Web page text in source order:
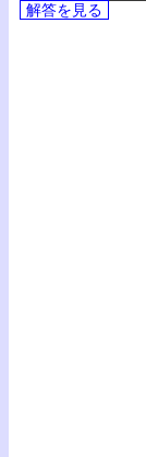
解答を見る